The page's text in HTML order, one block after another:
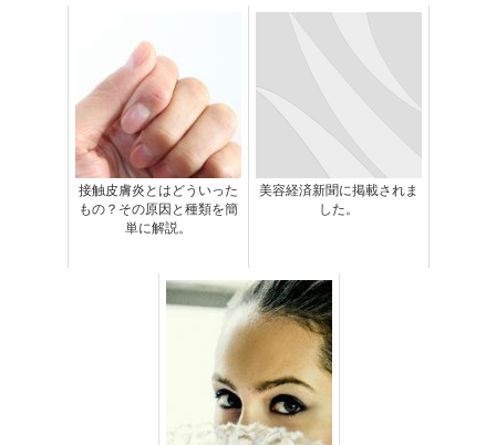
接触皮膚炎とはどういった
もの？その原因と種類を簡
単に解説。
美容経済新聞に掲載されま
した。